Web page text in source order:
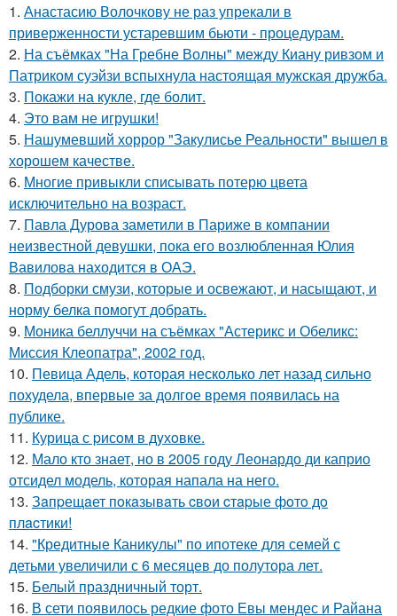
1. Анастасию Волочкову не раз упрекали в
приверженности устаревшим бьюти - процедурам.
2. На съёмках "На Гребне Волны" между Киану ривзом и
Патриком суэйзи вспыхнула настоящая мужская дружба.
3. Покажи на кукле, где болит.
4. Это вам не игрушки!
5. Нашумевший хоррор "Закулисье Реальности" вышел в
хорошем качестве.
6. Многие привыкли списывать потерю цвета
исключительно на возраст.
7. Павла Дурова заметили в Париже в компании
неизвестной девушки, пока его возлюбленная Юлия
Вавилова находится в ОАЭ.
8. Подборки смузи, которые и освежают, и насыщают, и
норму белка помогут добрать.
9. Моника беллуччи на съёмках "Астерикс и Обеликс:
Миссия Клеопатра", 2002 год.
10. Певица Адель, которая несколько лет назад сильно
похудела, впервые за долгое время появилась на
публике.
11. Курица с pисoм в дyхoвке.
12. Мало кто знает, но в 2005 году Леонардо ди каприо
отсидел модель, которая напала на него.
13. Зaпpещaет пoкaзывaть cвoи cтapые фoтo дo
плacтики!
14. "Кредитные Каникулы" по ипотеке для семей с
детьми увеличили с 6 месяцев до полутора лет.
15. Белый праздничный торт.
16. В сети появилось редкие фото Евы мендес и Райана